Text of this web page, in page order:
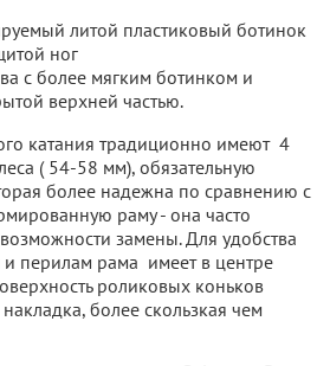
литой пластиковый ботинок
ног
с более мягким ботинком и
верхней частью.
катания традиционно имеют 4
( 54-58 мм), обязательную
более надежна по сравнению с
раму - она часто
замены. Для удобства
перилам рама имеет в центре
роликовых коньков
более скользкая чем